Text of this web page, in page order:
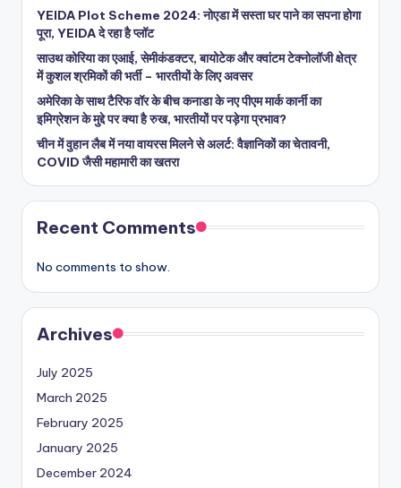
YEIDA Plot Scheme 2024: नोएडा में सस्ता घर पाने का सपना होगा
पूरा, YEIDA दे रहा है प्लॉट
साउथ कोरिया का एआई, सेमीकंडक्टर, बायोटेक और क्वांटम टेक्नोलॉजी क्षेत्र
में कुशल श्रमिकों की भर्ती – भारतीयों के लिए अवसर
अमेरिका के साथ टैरिफ वॉर के बीच कनाडा के नए पीएम मार्क कार्नी का
इमिग्रेशन के मुद्दे पर क्या है रुख, भारतीयों पर पड़ेगा प्रभाव?
चीन में वुहान लैब में नया वायरस मिलने से अलर्ट: वैज्ञानिकों का चेतावनी,
COVID जैसी महामारी का खतरा
Recent Comments
No comments to show.
Archives
July 2025
March 2025
February 2025
January 2025
December 2024